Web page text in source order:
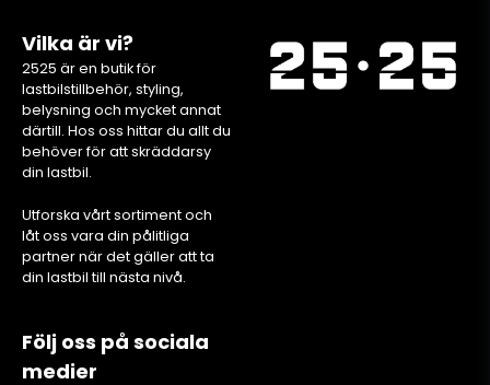
Vilka är vi?
2525 är en butik för
lastbilstillbehör, styling,
belysning och mycket annat
därtill. Hos oss hittar du allt du
behöver för att skräddarsy
din lastbil.
Utforska vårt sortiment och
låt oss vara din pålitliga
partner när det gäller att ta
din lastbil till nästa nivå.
Följ oss på sociala
medier